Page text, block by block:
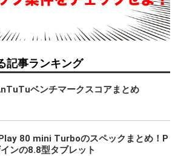
記事ランキング
ベンチマークスコアまとめ
80 mini Turboのスペックまとめ！P
ンの8.8型タブレット